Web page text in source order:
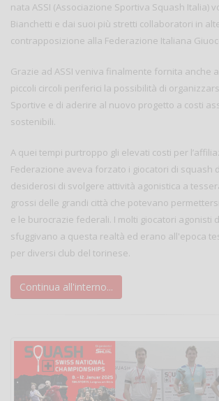
nata ASSI (Associazione Sportiva Squash Italia)
Bianchetti e dai suoi più stretti collaboratori in
contrapposizione alla Federazione Italiana
Grazie ad ASSI veniva finalmente fornita anche
piccoli circoli periferici la possibilità di
Sportive e di aderire al nuovo progetto a costi
sostenibili.
A quei tempi purtroppo gli elevati costi per
Federazione aveva forzato i giocatori di squash
desiderosi di svolgere attività agonistica a
grossi delle grandi città che potevano
e le burocrazie federali. I molti giocatori agonisti
sfuggivano a questa realtà ed erano all'epoca
per diversi club del torinese.
Continua all'interno...